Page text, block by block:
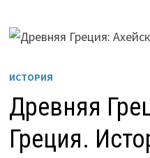
ИСТОРИЯ
Древняя
Греция.